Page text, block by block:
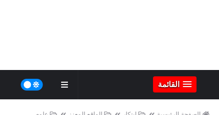
القائمة